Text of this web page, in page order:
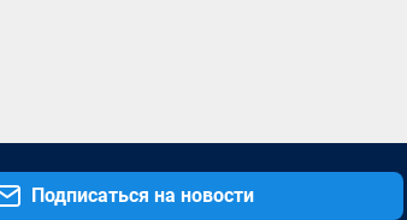
Подписаться на новости